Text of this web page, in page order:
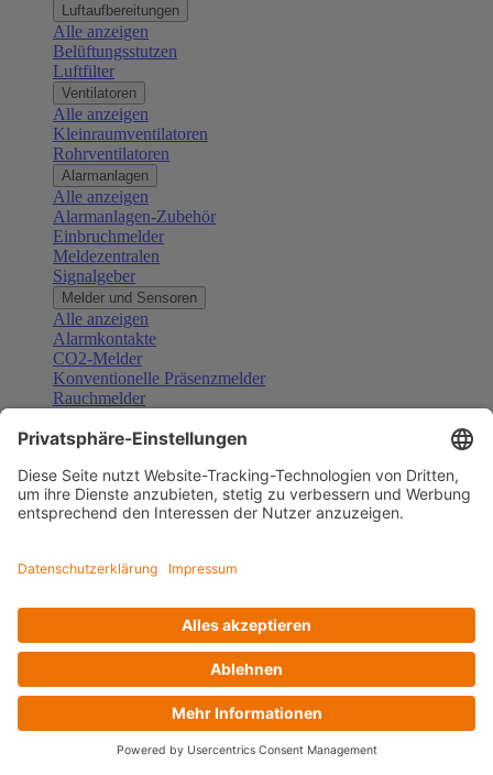
Luftaufbereitungen
Alle anzeigen
Belüftungsstutzen
Luftfilter
Ventilatoren
Alle anzeigen
Kleinraumventilatoren
Rohrventilatoren
Alarmanlagen
Alle anzeigen
Alarmanlagen-Zubehör
Einbruchmelder
Meldezentralen
Signalgeber
Melder und Sensoren
Alle anzeigen
Alarmkontakte
CO2-Melder
Konventionelle Präsenzmelder
Rauchmelder
Gefahrenmelder
Türsprechanlagen
Alle anzeigen
Außenstationen
Klingeltaster und Gongs
Sprechanlagen-Sets
Zubehör Türkommunikation
Videoüberwachung
Zubehör Videoüberwachung
Alle anzeigen